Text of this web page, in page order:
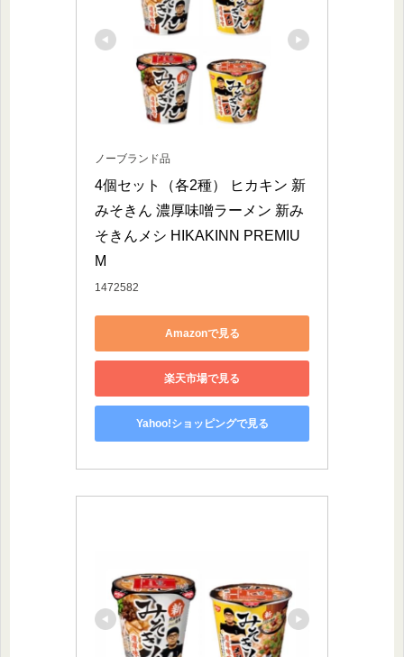
ノーブランド品
4個セット（各2種） ヒカキン 新
みそきん 濃厚味噌ラーメン 新み
そきんメシ HIKAKINN PREMIU
M
1472582
Amazonで見る
楽天市場で見る
Yahoo!ショッピングで見る